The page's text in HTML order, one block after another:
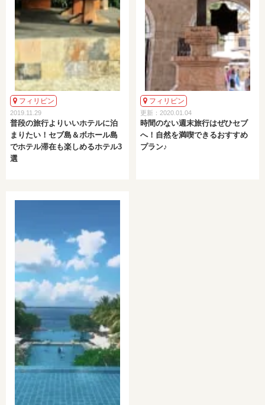
フィリピン
2019.11.29
普段の旅行よりいいホテルに泊
まりたい！セブ島＆ボホール島
でホテル滞在も楽しめるホテル3
選
フィリピン
更新：2020.01.04
時間のない週末旅行はぜひセブ
へ！自然を満喫できるおすすめ
プラン♪